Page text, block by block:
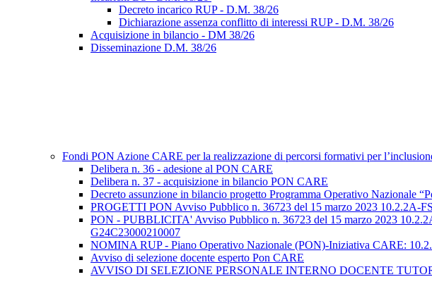
Decreto incarico RUP - D.M. 38/26
Dichiarazione assenza conflitto di interessi RUP - D.M. 38/26
Acquisizione in bilancio - DM 38/26
Disseminazione D.M. 38/26
Fondi PON Azione CARE per la realizzazione di percorsi formativi per
Delibera n. 36 - adesione al PON CARE
Delibera n. 37 - acquisizione in bilancio PON CARE
Decreto assunzione in bilancio progetto Programma Operativo Nazionale
PROGETTI PON Avviso Pubblico n. 36723 del 15 marzo 2023
PON - PUBBLICITA' Avviso Pubblico n. 36723 del 15 marzo 2023
G24C23000210007
NOMINA RUP - Piano Operativo Nazionale (PON)-Iniziativa CARE:
Avviso di selezione docente esperto Pon CARE
AVVISO DI SELEZIONE PERSONALE INTERNO DOCENTE